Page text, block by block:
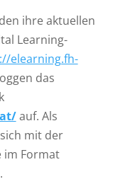
ihre aktuellen
Learning-
elearning.fh-
das
auf. Als
mit der
im Format